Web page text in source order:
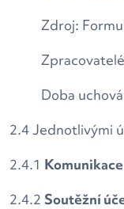
Zdroj:
Doba
2.4 Jednotlivými
2.4.1
2.4.2 Soutěžní